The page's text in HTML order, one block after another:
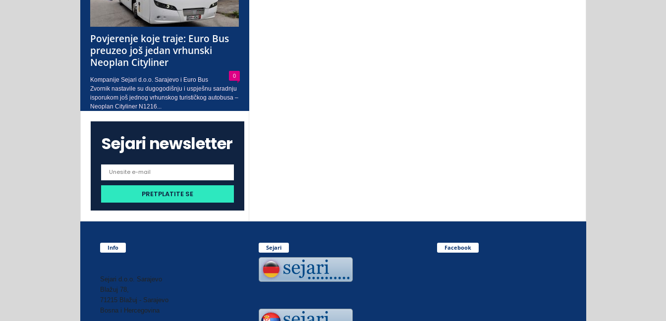
Povjerenje koje traje: Euro Bus
preuzeo još jedan vrhunski
Neoplan Cityliner
0
Kompanije Sejari d.o.o. Sarajevo i Euro Bus
Zvornik nastavile su dugogodišnju i uspješnu saradnju
isporukom još jednog vrhunskog turističkog autobusa –
Neoplan Cityliner N1216...
Sejari newsletter
Info
Sejari d.o.o. Sarajevo
Blažuj 78,
71215 Blažuj - Sarajevo
Bosna i Hercegovina
Sejari Facebook